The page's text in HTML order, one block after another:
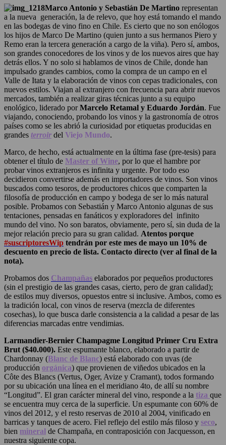
Marco Antonio y Sebastián De Martino representan
a la nueva generación, la de relevo, que hoy está tomando el mando
en las bodegas de vino fino en Chile. Es cierto que no son enólogos
los hijos de Marco De Martino (quien junto a sus hermanos Piero y
Remo eran la tercera generación a cargo de la viña). Pero sí, ambos,
son grandes conocedores de los vinos y de los nuevos aires que hay
detrás ellos. Y no solo si hablamos de vinos de Chile, donde han
impulsado grandes cambios, como la compra de un campo en el
Valle de Itata y la elaboración de vinos con cepas tradicionales, con
nuevos estilos. Viajan al extranjero con frecuencia para abrir nuevos
mercados, también a realizar giras técnicas junto a su equipo
enológico, liderado porMarcelo Retamal y Eduardo Jordán. Fue
viajando, conociendo, probando los vinos y la gastronomía de otros
países como se les abrió la curiosidad por etiquetas producidas en
grandes terroir del Viejo Mundo.
Marco, de hecho, está actualmente en la última fase (pre-tesis) para
obtener el título de Master of Wine, por lo que el hambre por
probar vinos extranjeros es infinita y urgente. Por todo eso
decidieron convertirse además en importadores de vinos. Son vinos
buscados como tesoros, de productores chicos que comparten la
filosofía de producción en campo y bodega de ser lo más natural
posible. Probamos con Sebastián y Marco Antonio algunas de sus
tentaciones, pensadas en fanáticos y exploradores del infinito
mundo del vino. No son baratos, obviamente, pero sí, sin duda de la
mejor relación precio para su gran calidad. Atentos porque
#suscriptoresWip tendrán por este mes de mayo un 10% de
descuento en precio de lista. Contacto directo (ver al final de la
nota).
Probamos dos Champañas elaborados por pequeños productores
(sin el prestigio de las grandes casas, cierto, pero de gran calidad);
de estilos muy diversos, opuestos entre si inclusive. Ambos, como es
la tradición local, con vinos de reserva (mezcla de diferentes
cosechas), lo que busca darle consistencia a la calidad a pesar de las
diferencias marcadas entre vendimias.
Larmandier-Bernier Champagme Longitud Primer Cru Extra
Brut ($40.000). Este espumante blanco, elaborado a partir de
Chardonnay (Blanc de Blanc) está elaborado con uvas (de
producción orgánica) que provienen de viñedos ubicados en la
Côte des Blancs (Vertus, Oger, Avize y Cramant), todos formando
por su ubicación una línea en el meridiano 4to, de allí su nombre
“Longitud”. El gran carácter mineral del vino, responde a la tiza que
se encuentra muy cerca de la superficie. Un espumante con 60% de
vinos del 2012, y el resto reservas de 2010 al 2004, vinificado en
barricas y tanques de acero. Fiel reflejo del estilo más filoso y seco,
bien mineral de Champaña, en contraposición con Jacquesson, en
nuestra siguiente copa.